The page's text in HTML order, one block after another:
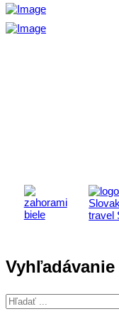
Vyhľadávanie